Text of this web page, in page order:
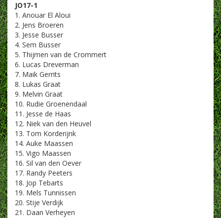
JO17-1
1. Anouar El Aloui
2. Jens Broeren
3. Jesse Busser
4. Sem Busser
5. Thijmen van de Crommert
6. Lucas Dreverman
7. Maik Gerrits
8. Lukas Graat
9. Melvin Graat
10. Rudie Groenendaal
11. Jesse de Haas
12. Niek van den Heuvel
13. Tom Korderijnk
14. Auke Maassen
15. Vigo Maassen
16. Sil van den Oever
17. Randy Peeters
18. Jop Tebarts
19. Mels Tunnissen
20. Stije Verdijk
21. Daan Verheyen